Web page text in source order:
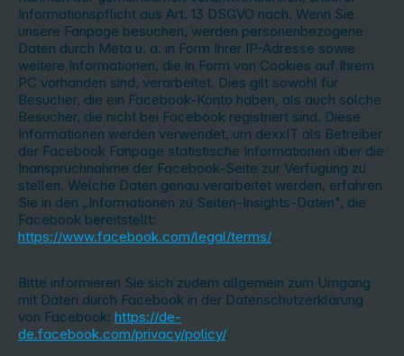
Informationspflicht aus Art. 13 DSGVO nach. Wenn Sie
unsere Fanpage besuchen, werden personenbezogene
Daten durch Meta u. a. in Form Ihrer IP-Adresse sowie
weitere Informationen, die in Form von Cookies auf Ihrem
PC vorhanden sind, verarbeitet. Dies gilt sowohl für
Besucher, die ein Facebook-Konto haben, als auch solche
Besucher, die nicht bei Facebook registriert sind. Diese
Informationen werden verwendet, um dexxIT als Betreiber
der Facebook Fanpage statistische Informationen über die
Inanspruchnahme der Facebook-Seite zur Verfügung zu
stellen. Welche Daten genau verarbeitet werden, erfahren
Sie in den „Informationen zu Seiten-Insights-Daten", die
Facebook bereitstellt:
https://www.facebook.com/legal/terms/ .
Bitte informieren Sie sich zudem allgemein zum Umgang
mit Daten durch Facebook in der Datenschutzerklärung
von Facebook: https://de-
de.facebook.com/privacy/policy/.